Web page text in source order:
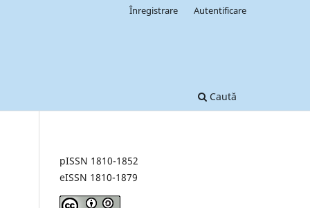
Caută
Înregistrare Autentificare
pISSN 1810-1852
eISSN 1810-1879